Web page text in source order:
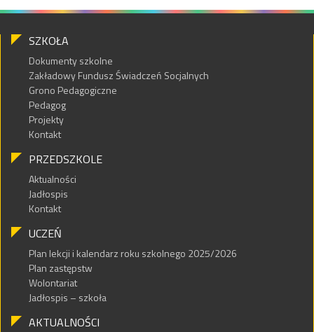
SZKOŁA
Dokumenty szkolne
Zakładowy Fundusz Świadczeń Socjalnych
Grono Pedagogiczne
Pedagog
Projekty
Kontakt
PRZEDSZKOLE
Aktualności
Jadłospis
Kontakt
UCZEŃ
Plan lekcji i kalendarz roku szkolnego 2025/2026
Plan zastępstw
Wolontariat
Jadłospis – szkoła
AKTUALNOŚCI